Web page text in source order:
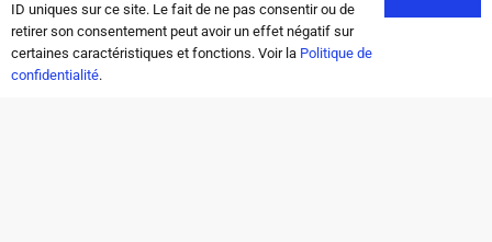
© 2009-2025 Ocreativis.com – Creation-site-mf.com
Profil Codeur : 13ème sur 392 000 prestataires sans
ID uniques sur ce site. Le fait de ne pas consentir ou de
retirer son consentement peut avoir un effet négatif sur
certaines caractéristiques et fonctions. Voir la Politique de
confidentialité.